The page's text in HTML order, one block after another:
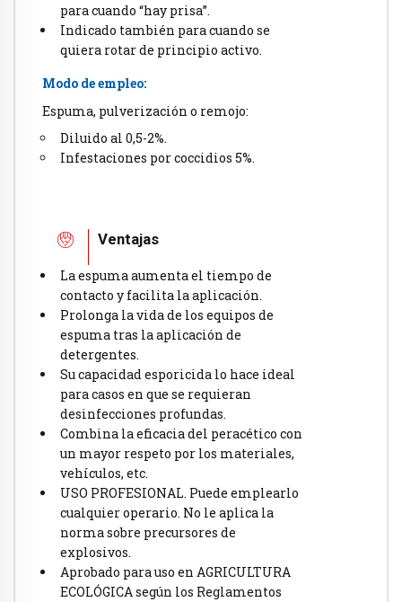
para cuando “hay prisa”.
Indicado también para cuando se
quiera rotar de principio activo.
Modo de empleo:
Espuma, pulverización o remojo:
Diluido al 0,5-2%.
Infestaciones por coccidios 5%.
Ventajas
La espuma aumenta el tiempo de
contacto y facilita la aplicación.
Prolonga la vida de los equipos de
espuma tras la aplicación de
detergentes.
Su capacidad esporicida lo hace ideal
para casos en que se requieran
desinfecciones profundas.
Combina la eficacia del peracético con
un mayor respeto por los materiales,
vehículos, etc.
USO PROFESIONAL. Puede emplearlo
cualquier operario. No le aplica la
norma sobre precursores de
explosivos.
Aprobado para uso en AGRICULTURA
ECOLÓGICA según los Reglamentos